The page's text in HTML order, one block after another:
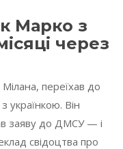
Марко з
через
переїхав до
українкою. Він
заяву до ДМСУ — і
свідоцтва про